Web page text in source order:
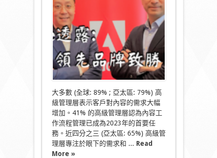
先
品
牌
正
在
通
過
投
資
內
容
創
作
和
優
大多數 (全球: 89% ; 亞太區: 79%) 高
級管理層表示客戶對內容的需求大幅
增加。41% 的高級管理層認為內容工
作流程管理已成為2023年的首要任
務。近四分之三 (亞太區: 65%) 高級管
理層專注於眼下的需求和 ... Read
More »